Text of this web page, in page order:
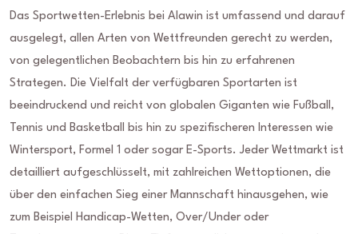
Das Sportwetten-Erlebnis bei Alawin ist umfassend und darauf
ausgelegt, allen Arten von Wettfreunden gerecht zu werden,
von gelegentlichen Beobachtern bis hin zu erfahrenen
Strategen. Die Vielfalt der verfügbaren Sportarten ist
beeindruckend und reicht von globalen Giganten wie Fußball,
Tennis und Basketball bis hin zu spezifischeren Interessen wie
Wintersport, Formel 1 oder sogar E-Sports. Jeder Wettmarkt ist
detailliert aufgeschlüsselt, mit zahlreichen Wettoptionen, die
über den einfachen Sieg einer Mannschaft hinausgehen, wie
zum Beispiel Handicap-Wetten, Over/Under oder